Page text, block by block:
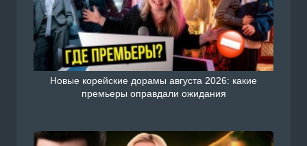
Новые корейские дорамы августа 2026: какие
премьеры оправдали ожидания